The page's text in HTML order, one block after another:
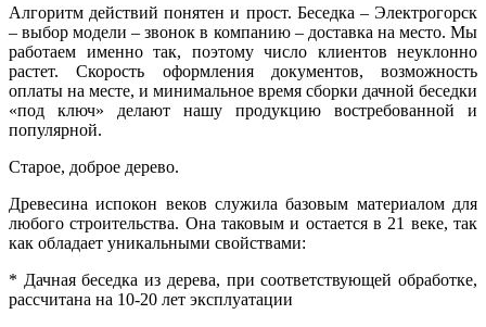
Алгоритм действий понятен и прост. Беседка – Электрогорск
– выбор модели – звонок в компанию – доставка на место. Мы
работаем именно так, поэтому число клиентов неуклонно
растет. Скорость оформления документов, возможность
оплаты на месте, и минимальное время сборки дачной беседки
«под ключ» делают нашу продукцию востребованной и
популярной.
Старое, доброе дерево.
Древесина испокон веков служила базовым материалом для
любого строительства. Она таковым и остается в 21 веке, так
как обладает уникальными свойствами:
* Дачная беседка из дерева, при соответствующей обработке,
рассчитана на 10-20 лет эксплуатации